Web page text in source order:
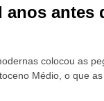
anos antes
colocou as
Médio, o que